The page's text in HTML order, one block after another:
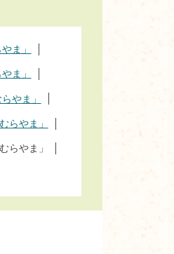
ま」
ま」
やま」
らやま」
らやま」